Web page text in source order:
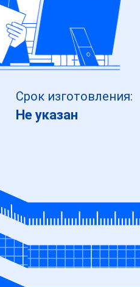
Срок изготовления:
Не указан